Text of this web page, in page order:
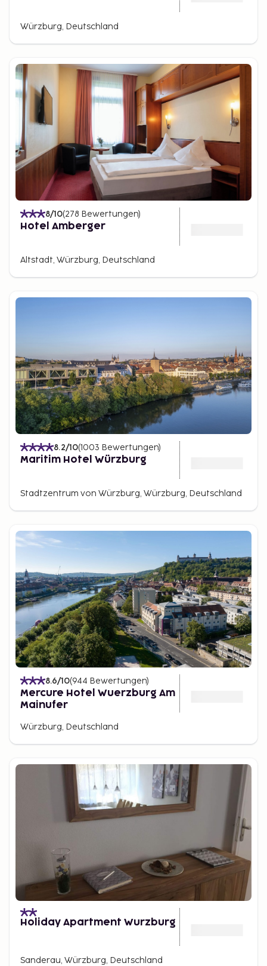
Würzburg, Deutschland
8/10(278 Bewertungen)
Hotel Amberger
Altstadt, Würzburg, Deutschland
8.2/10(1003 Bewertungen)
Maritim Hotel Würzburg
Stadtzentrum von Würzburg, Würzburg, Deutschland
8.6/10(944 Bewertungen)
Mercure Hotel Wuerzburg Am
Mainufer
Würzburg, Deutschland
Holiday Apartment Wurzburg
Sanderau, Würzburg, Deutschland